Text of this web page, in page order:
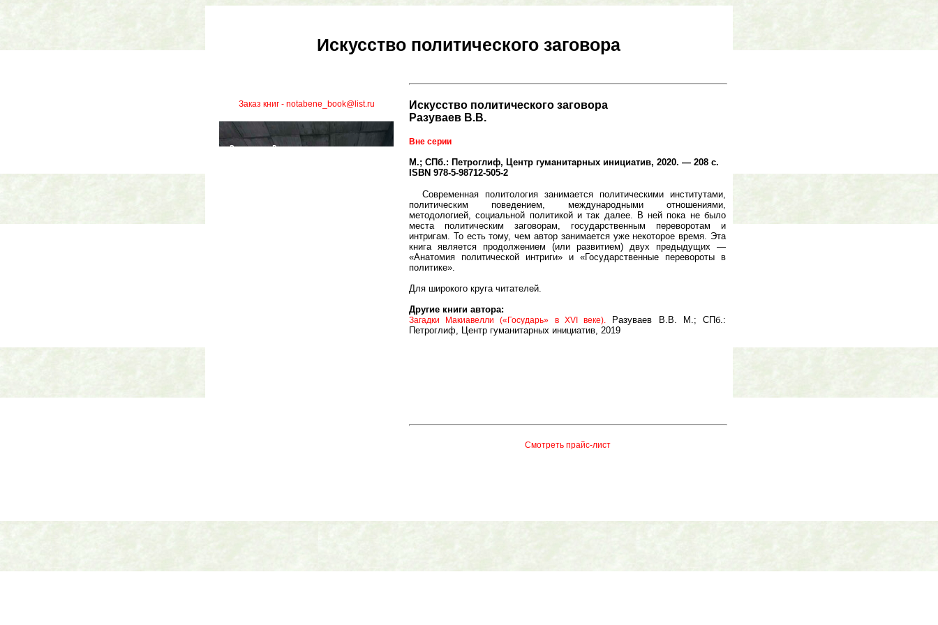
Искусство политического заговора
Заказ книг - notabene_book@list.ru
Искусство политического заговора
Разуваев В.В.
Вне серии
М.; СПб.: Петроглиф, Центр гуманитарных инициатив, 2020. — 208 с.
ISBN 978-5-98712-505-2
Современная политология занимается политическими институтами,
политическим поведением, международными отношениями,
методологией, социальной политикой и так далее. В ней пока не было
места политическим заговорам, государственным переворотам и
интригам. То есть тому, чем автор занимается уже некоторое время. Эта
книга является продолжением (или развитием) двух предыдущих —
«Анатомия политической интриги» и «Государственные перевороты в
политике».
Для широкого круга читателей.
Другие книги автора:
Загадки Макиавелли («Государь» в XVI веке). Разуваев В.В. М.; СПб.:
Петроглиф, Центр гуманитарных инициатив, 2019
Смотреть прайс-лист